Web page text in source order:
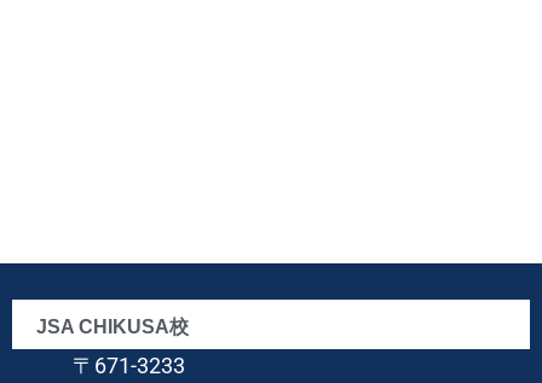
JSA CHIKUSA校
〒671-3233